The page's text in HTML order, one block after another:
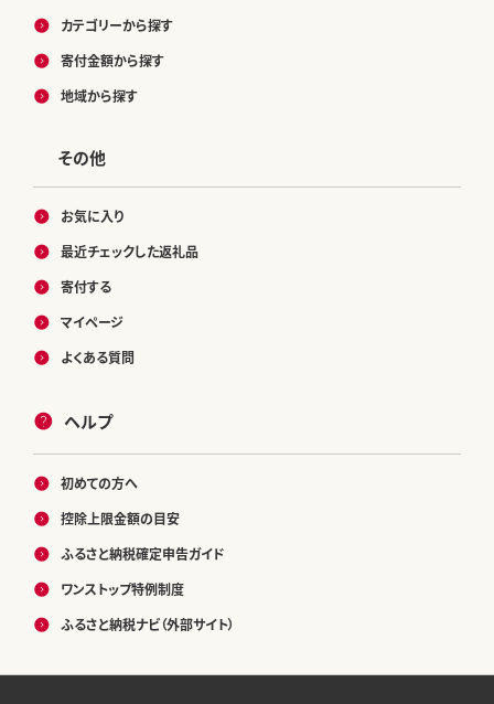
カテゴリーから探す
寄付金額から探す
地域から探す
その他
お気に入り
最近チェックした返礼品
寄付する
マイページ
よくある質問
ヘルプ
初めての方へ
控除上限金額の目安
ふるさと納税確定申告ガイド
ワンストップ特例制度
ふるさと納税ナビ（外部サイト）